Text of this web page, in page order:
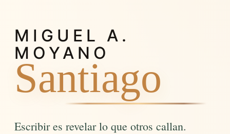
MIGUEL A.
MOYANO
Santiago
Escribir es revelar lo que otros callan.